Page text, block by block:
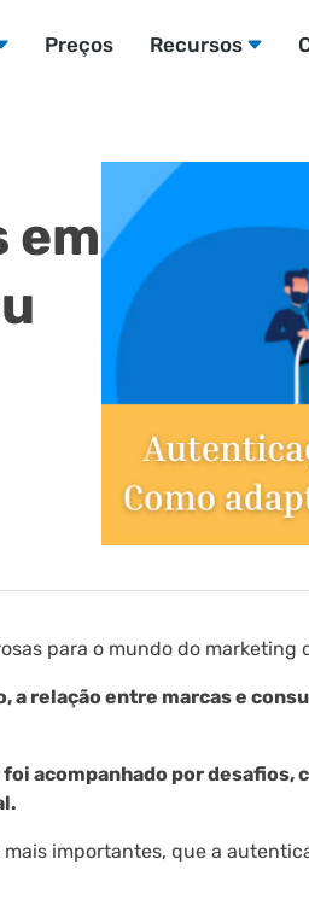
Preços Recursos
em
para o mundo do marketing
a relação entre marcas e
acompanhado por desafios,
importantes, que a